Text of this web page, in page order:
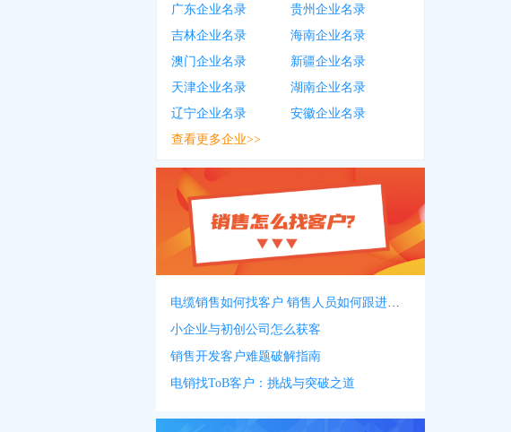
广东企业名录
贵州企业名录
吉林企业名录
海南企业名录
澳门企业名录
新疆企业名录
天津企业名录
湖南企业名录
辽宁企业名录
安徽企业名录
查看更多企业>>
电缆销售如何找客户 销售人员如何跟进客户
小企业与初创公司怎么获客
销售开发客户难题破解指南
电销找ToB客户：挑战与突破之道